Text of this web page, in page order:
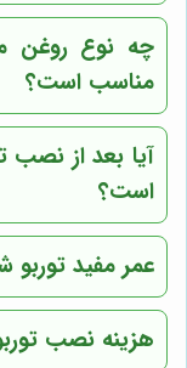
چه نوع روغن
مناسب است؟
است؟
عمر مفید
هزینه نصب